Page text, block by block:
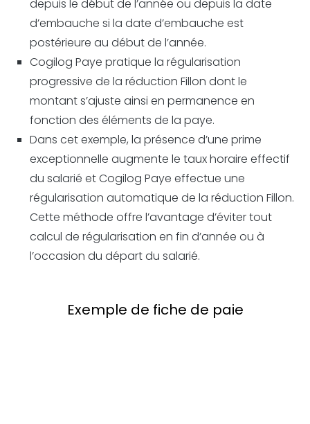
depuis le début de l’année ou depuis la date
d’embauche si la date d’embauche est
postérieure au début de l’année.
Cogilog Paye pratique la régularisation
progressive de la réduction Fillon dont le
montant s’ajuste ainsi en permanence en
fonction des éléments de la paye.
Dans cet exemple, la présence d’une prime
exceptionnelle augmente le taux horaire effectif
du salarié et Cogilog Paye effectue une
régularisation automatique de la réduction Fillon.
Cette méthode offre l’avantage d’éviter tout
calcul de régularisation en fin d’année ou à
l’occasion du départ du salarié.
Exemple de fiche de paie